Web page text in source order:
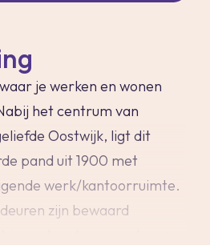
je werken en wonen
het centrum van
Oostwijk, ligt dit
pand uit 1900 met
werk/kantoorruimte.
zijn bewaard